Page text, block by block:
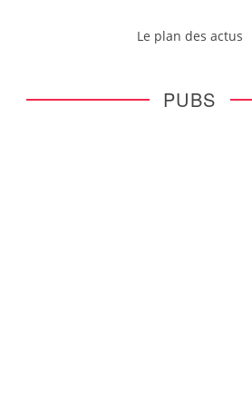
Le plan des actus
PUBS